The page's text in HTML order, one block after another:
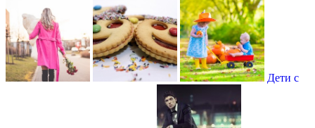
Дети с